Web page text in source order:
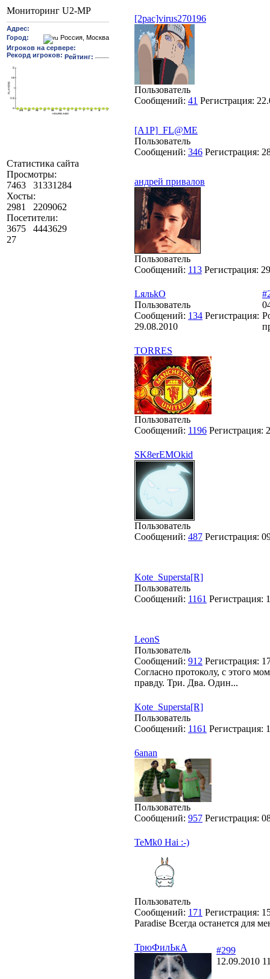
Мониторинг U2-MP
Статистика сайта
Просмотры:
7463
31331284
Хосты:
2981
2209062
Посетители:
3675
4443629
27
[2pac]virus270196
Пользователь
Сообщений: 41 Регистрация:
[A1P]_FL@ME
Пользователь
Сообщений: 346 Регистрация:
андрей привалов
Пользователь
Сообщений: 113 Регистрация:
LяльkO
Пользователь
Сообщений: 134 Регистрация:
29.08.2010
TORRES
Пользователь
Сообщений: 1196 Регистрация:
SK8erEMOkid
Пользователь
Сообщений: 487 Регистрация:
Kote_Supersta[R]
Пользователь
Сообщений: 1161 Регистрация:
LeonS
Пользователь
Сообщений: 912 Регистрация:
Согласно протоколу, с этого
правду. Три. Два. Один...
Kote_Supersta[R]
Пользователь
Сообщений: 1161 Регистрация:
6anan
Пользователь
Сообщений: 957 Регистрация:
TeMk0 Hai :-)
Пользователь
Сообщений: 171 Регистрация:
Paradise Всегда останется для
ТрюФилЬкА
#299
12.09.2010